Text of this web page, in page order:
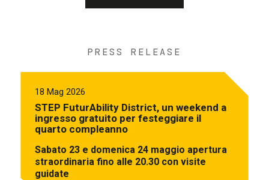
PRESS RELEASE
18 Mag 2026
STEP FuturAbility District, un weekend a
ingresso gratuito per festeggiare il
quarto compleanno
Sabato 23 e domenica 24 maggio apertura
straordinaria fino alle 20.30 con visite
guidate